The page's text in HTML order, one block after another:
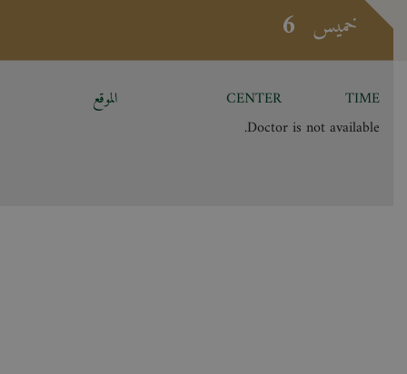
خميس 6
TIME
CENTER
الموقع
Doctor is not available.